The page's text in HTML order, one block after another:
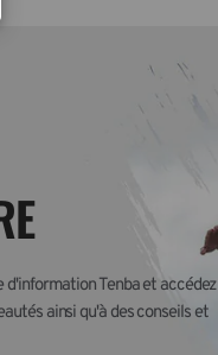
Tenba et accédez
ainsi qu'à des conseils et